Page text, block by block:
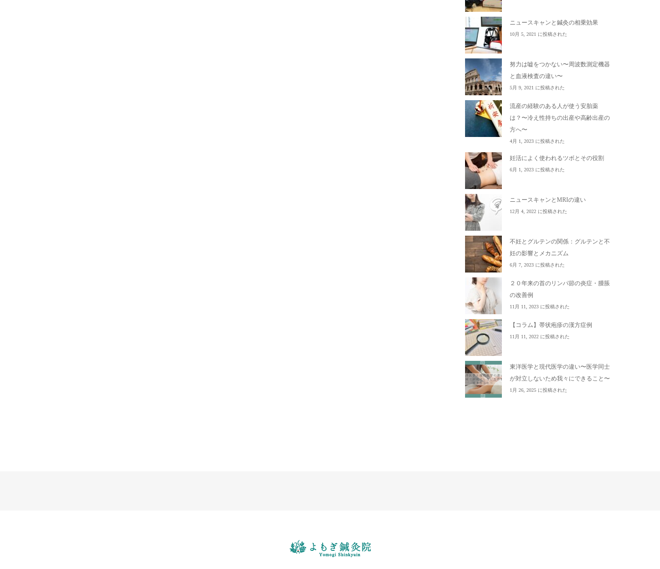
ニュースキャンと鍼灸の相乗効果
10月 5, 2021 に投稿された
努力は嘘をつかない〜周波数測定機器
と血液検査の違い〜
5月 9, 2021 に投稿された
流産の経験のある人が使う安胎薬
は？〜冷え性持ちの出産や高齢出産の
方へ〜
4月 1, 2023 に投稿された
妊活によく使われるツボとその役割
6月 1, 2023 に投稿された
ニュースキャンとMRIの違い
12月 4, 2022 に投稿された
不妊とグルテンの関係：グルテンと不
妊の影響とメカニズム
6月 7, 2023 に投稿された
２０年来の首のリンパ節の炎症・腫脹
の改善例
11月 11, 2023 に投稿された
【コラム】帯状疱疹の漢方症例
11月 11, 2022 に投稿された
東洋医学と現代医学の違い〜医学同士
が対立しないため我々にできること〜
1月 26, 2025 に投稿された